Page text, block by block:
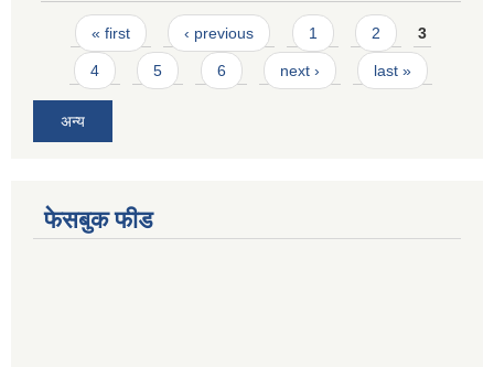
Pages
« first ‹ previous 1 2 3
4 5 6 next › last »
अन्य
फेसबुक फीड